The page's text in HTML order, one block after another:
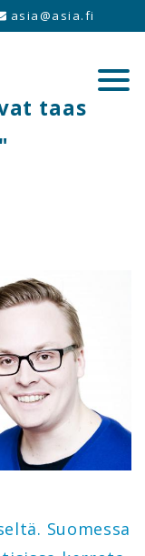
asia@asia.fi
taas
Suomessa